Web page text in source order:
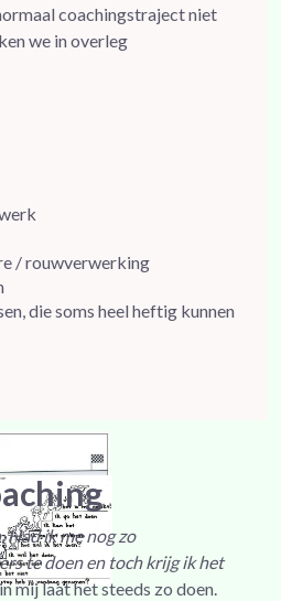
coachingstraject niet
we in overleg
/ rouwverwerking
die soms heel heftig kunnen
Had ik me nog zo
te doen en toch krijg ik het
mij laat het steeds zo doen.